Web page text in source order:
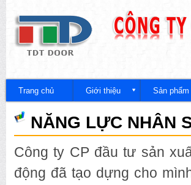
Công
ty
Trang chủ Giới thiệu Sản phẩm
NĂNG LỰC NHÂN
Công ty CP đầu tư sản
động đã tạo dựng cho